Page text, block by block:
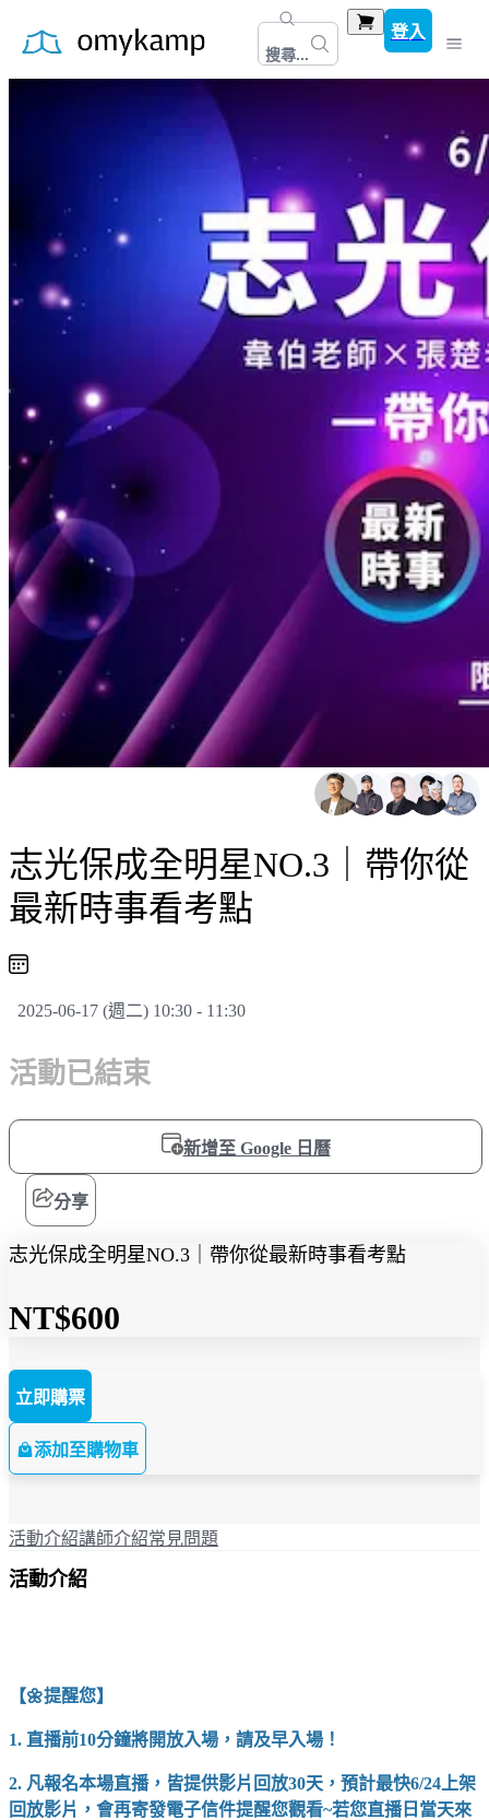
搜尋...
登入
志光保成全明星NO.3｜帶你從
最新時事看考點
2025-06-17 (週二) 10:30 - 11:30
活動已結束
新增至 Google 日曆
分享
志光保成全明星NO.3｜帶你從最新時事看考點
NT$600
立即購票
添加至購物車
活動介紹講師介紹常見問題
活動介紹
【🌼提醒您】
1. 直播前10分鐘將開放入場，請及早入場！
2. 凡報名本場直播，皆提供影片回放30天，預計最快6/24上架
回放影片，會再寄發電子信件提醒您觀看~若您直播日當天來